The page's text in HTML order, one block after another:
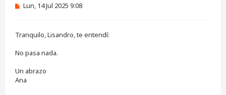
M
a
e
s
n
l
Lun, 14 Jul 2025 9:08
Tranquilo, Lisandro, te entendí:
No pasa nada.
Un abrazo
Ana